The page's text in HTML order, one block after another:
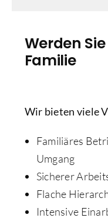
Werden
Familie
Wir bieten viele
Familiäres
Umgang
Sicherer
Flache
Intensive